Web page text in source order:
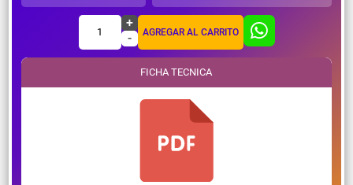
1
+
-
AGREGAR AL CARRITO
FICHA TECNICA